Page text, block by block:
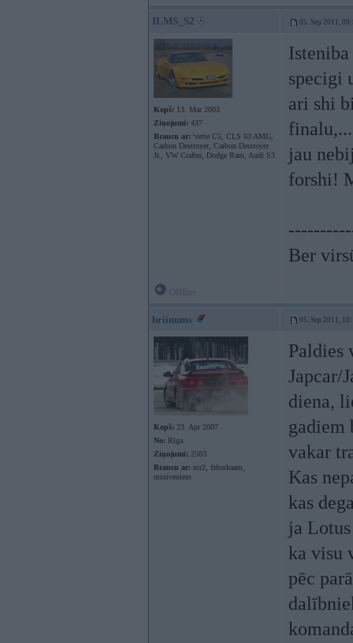
ILMS_S2 05. Sep 2011,
Kopš: 13. Mar 2003
Ziņojumi: 437
Braucu ar: 'vette C5, CLS 63 AMG,
Carbon Destroyer, Carbon Destroyer
Jr., VW Crafter, Dodge Ram, Audi S3
specigi
ari shi
jau
forshi!
Ber
briinums 05. Sep 2011,
Kopš: 23. Apr 2007
No: Rīga
Ziņojumi: 2503
Braucu ar: mr2, fzhurkaam,
miniveniem
Paldies
Japcar/
diena,
gadiem
vakar
Kas
kas
ja
ka visu
pēc